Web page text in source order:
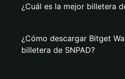
¿Cuál es la mejor billetera
¿Cómo descargar Bitget
billetera de SNPAD?